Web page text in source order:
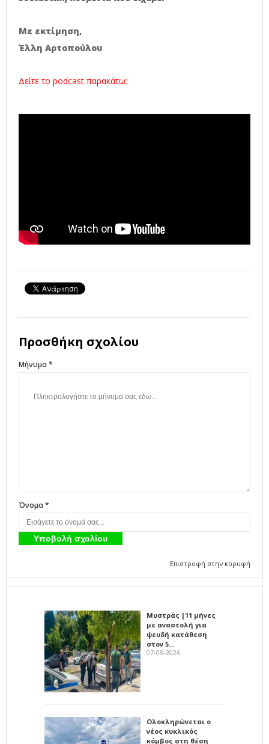
Με εκτίμηση,
Έλλη Αρτοπούλου
Δείτε το podcast παρακάτω:
Προσθήκη σχολίου
Μήνυμα *
Όνομα *
Επιστροφή στην κορυφή
Μυστράς |11 μήνες
με αναστολή για
ψευδή κατάθεση
στον 5…
07-08-2026
Ολοκληρώνεται ο
νέος κυκλικός
κόμβος στη θέση